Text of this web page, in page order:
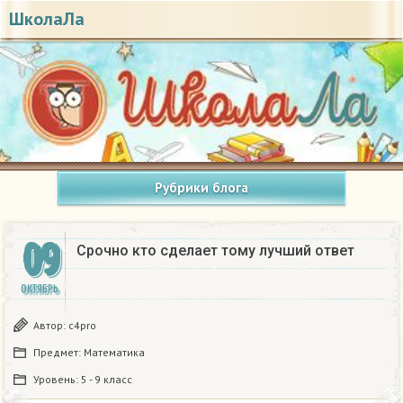
ШколаЛа
Рубрики блога
09
ОКТЯБРЬ
Срочно кто сделает тому лучший ответ
Автор: c4pro
Предмет: Математика
Уровень: 5 - 9 класс